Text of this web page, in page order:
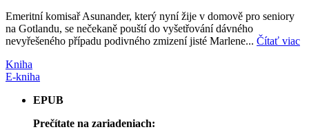
Emeritní komisař Asunander, který nyní žije v domově pro seniory
na Gotlandu, se nečekaně pouští do vyšetřování dávného
nevyřešeného případu podivného zmizení jisté Marlene... Čítať viac
Kniha
E-kniha
EPUB
Prečítate na zariadeniach: